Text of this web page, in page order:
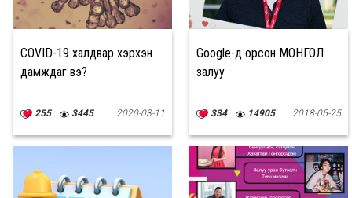
COVID-19 халдвар хэрхэн
дамждаг вэ?
255 3445 2020-03-11
Google-д орсон МОНГОЛ
залуу
334 14905 2018-05-25